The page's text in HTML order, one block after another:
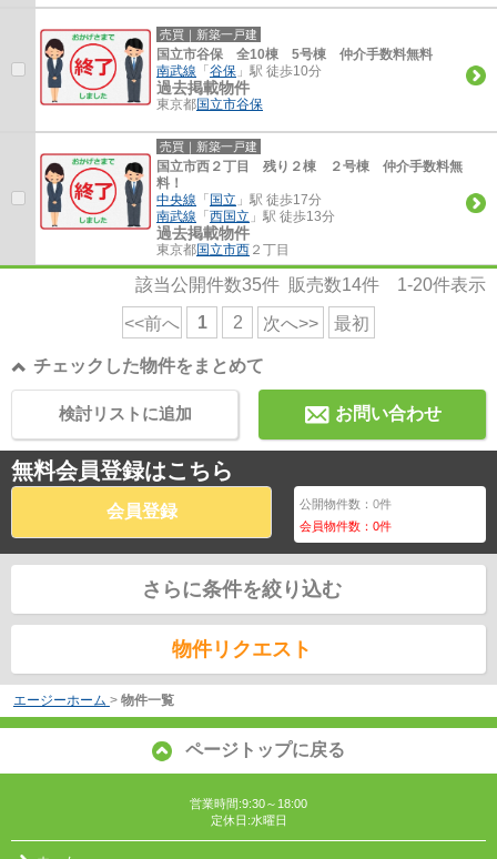
売買｜新築一戸建
国立市谷保 全10棟 5号棟 仲介手数料無料
南武線 「 谷保 」駅 徒歩10分
過去掲載物件
東京都国立市谷保
売買｜新築一戸建
国立市西２丁目 残り２棟 ２号棟 仲介手数料無
料！
中央線 「 国立 」駅 徒歩17分
南武線 「 西国立 」駅 徒歩13分
過去掲載物件
東京都国立市西 ２丁目
該当公開件数35件 販売数14件 1-20件表示
<<前へ 1 2 次へ>> 最初
チェックした物件をまとめて
お問い合わせ
検討リストに追加
無料会員登録はこちら
会員登録 公開物件数：0件
会員物件数：0件
さらに条件を絞り込む
物件リクエスト
エージーホーム > 物件一覧
ページトップに戻る
営業時間:9:30～18:00
定休日:水曜日